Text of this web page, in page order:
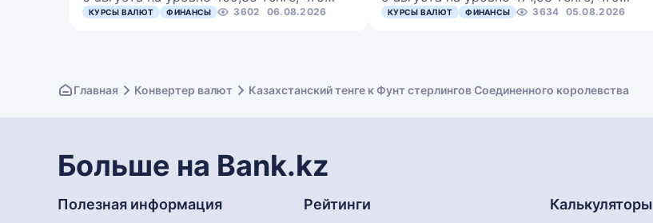
КУРСЫ ВАЛЮТ ФИНАНСЫ 3602 06.08.2026 КУРСЫ ВАЛЮТ ФИНАНСЫ 3634 05.08.2026
Главная Конвертер валют Казахстанский тенге к Фунт стерлингов Соединенного королевства
Больше на Bank.kz
Полезная информация Рейтинги Калькуляторы